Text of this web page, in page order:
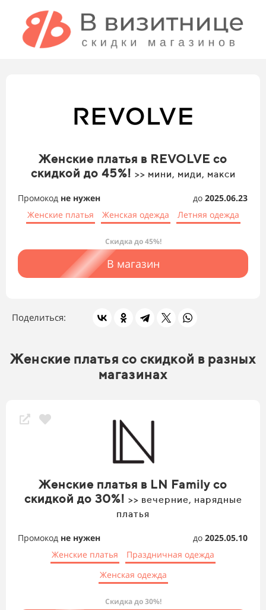
Женские платья в REVOLVE со
скидкой до 45%! >> мини, миди, макси
Промокод не нужен до 2025.06.23
Женские платья
Женская одежда Летняя одежда
Скидка до 45%!
В магазин
Поделиться:
Женские платья со скидкой в разных
магазинах
Женские платья в LN Family со
скидкой до 30%! >> вечерние, нарядные
платья
Промокод не нужен до 2025.05.10
Женские платья
Праздничная одежда
Женская одежда
Скидка до 30%!